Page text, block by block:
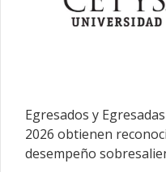
Egresados y
2026 obtienen
desempeño